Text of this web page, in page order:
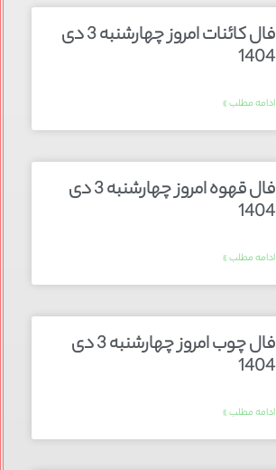
فال کائنات امروز چهارشنبه 3 دی
1404
ادامه مطلب »
فال قهوه امروز چهارشنبه 3 دی
1404
ادامه مطلب »
فال چوب امروز چهارشنبه 3 دی
1404
ادامه مطلب »